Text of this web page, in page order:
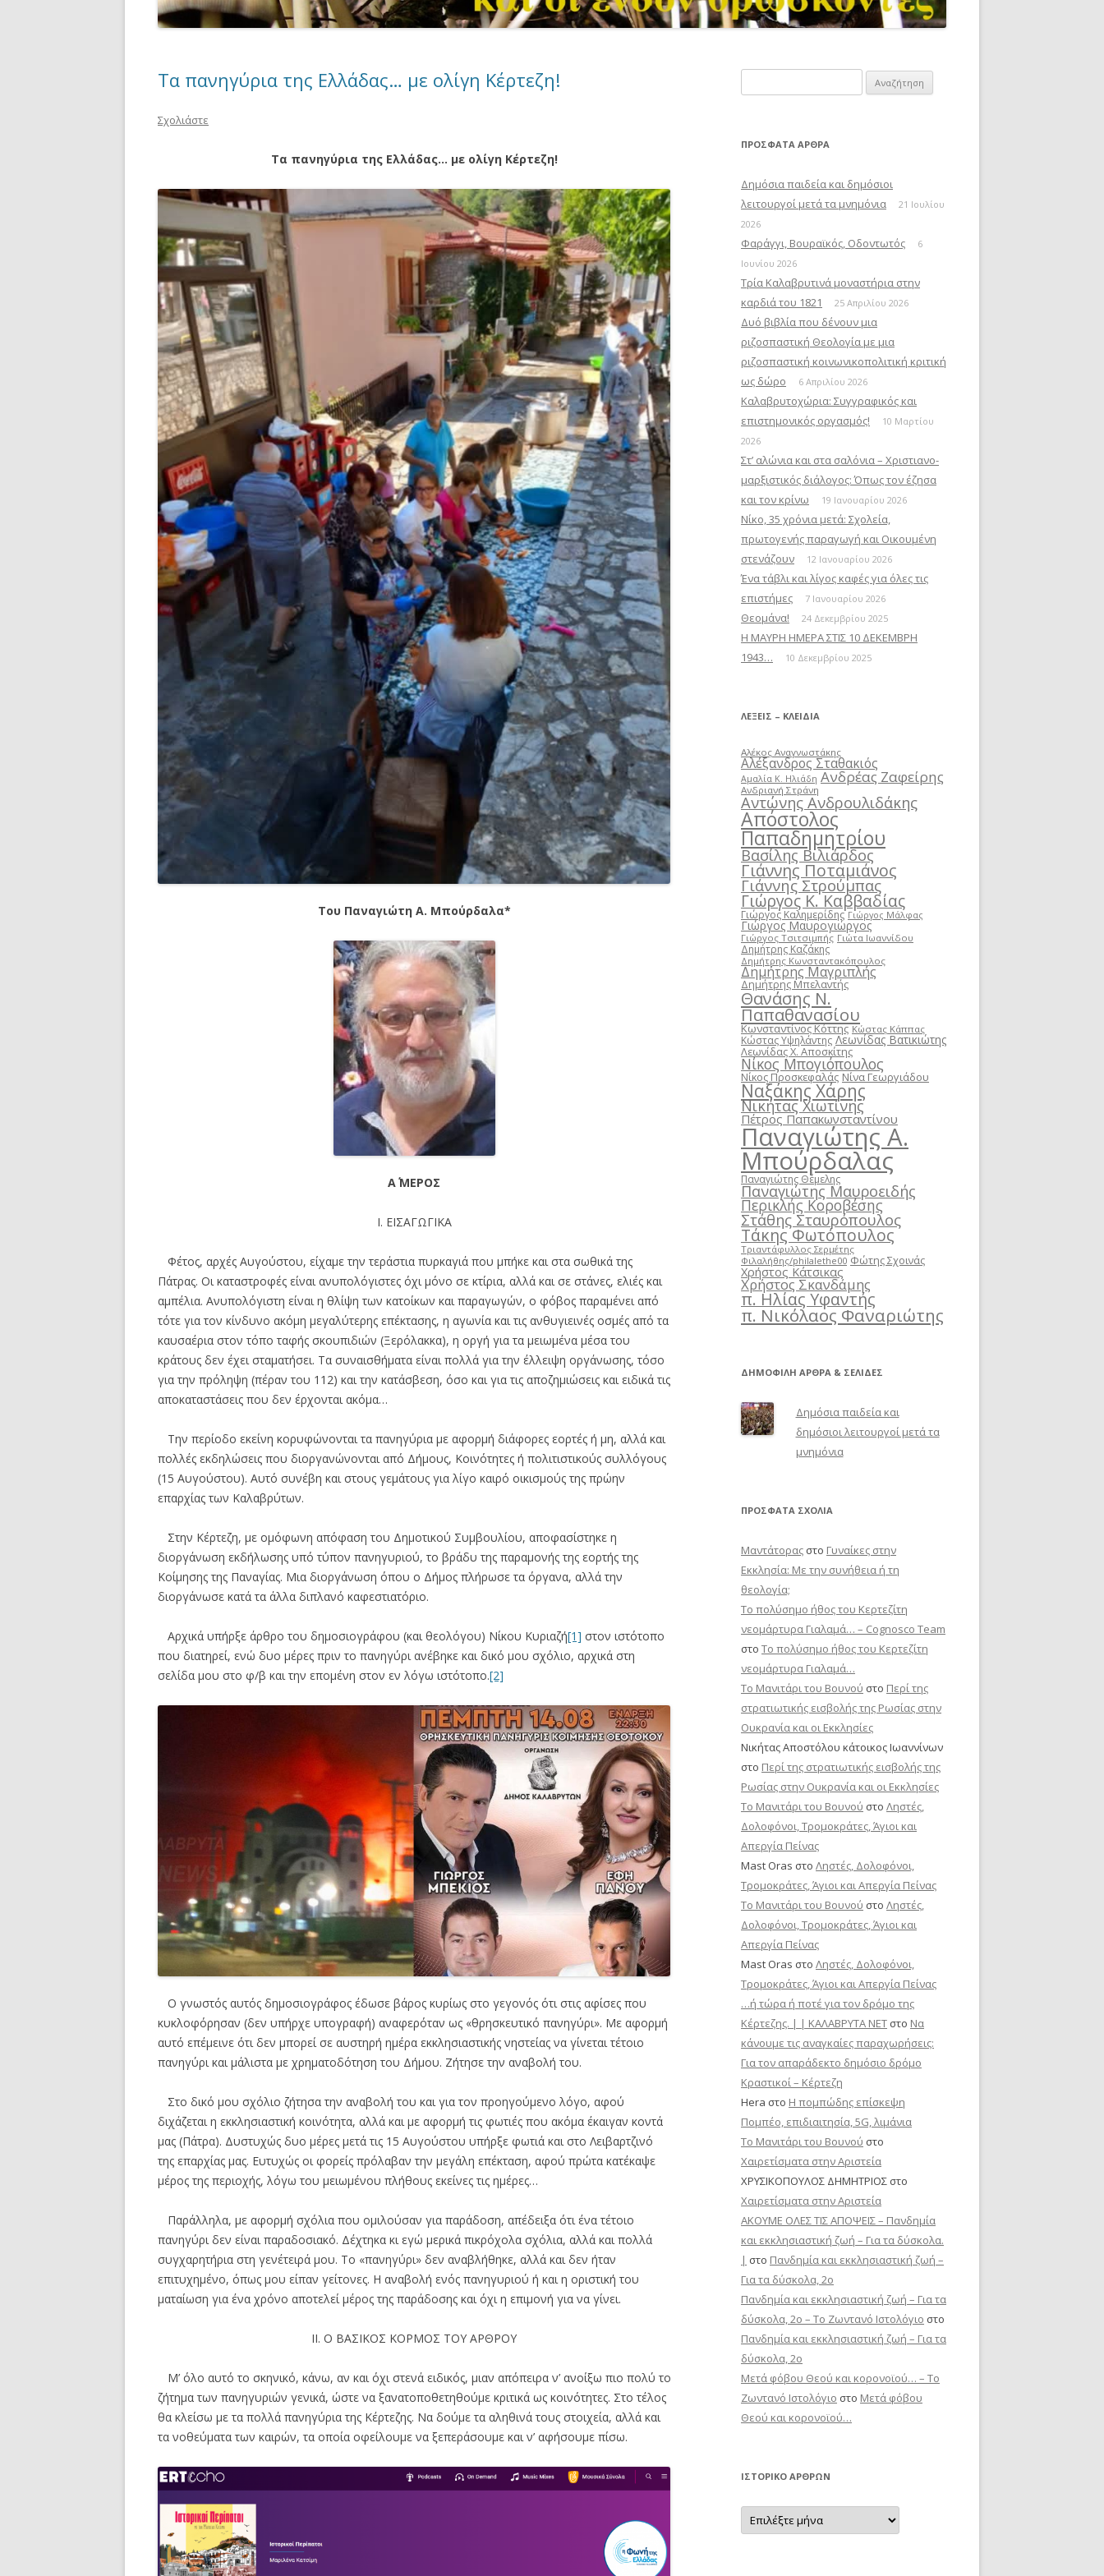
Τα πανηγύρια της Ελλάδας… με ολίγη Κέρτεζη!
Σχολιάστε
Τα πανηγύρια της Ελλάδας… με ολίγη Κέρτεζη!
Του Παναγιώτη Α. Μπούρδαλα*
Α΄ ΜΕΡΟΣ
Ι. ΕΙΣΑΓΩΓΙΚΑ
Φέτος, αρχές Αυγούστου, είχαμε την τεράστια πυρκαγιά που μπήκε και στα σωθικά της
Πάτρας. Οι καταστροφές είναι ανυπολόγιστες όχι μόνο σε κτίρια, αλλά και σε στάνες, ελιές και
αμπέλια. Ανυπολόγιστη είναι η θλίψη των κατοίκων και παραγωγών, ο φόβος παραμένει από
τότε για τον κίνδυνο ακόμη μεγαλύτερης επέκτασης, η αγωνία και τις ανθυγιεινές οσμές από τα
καυσαέρια στον τόπο ταφής σκουπιδιών (Ξερόλακκα), η οργή για τα μειωμένα μέσα του
κράτους δεν έχει σταματήσει. Τα συναισθήματα είναι πολλά για την έλλειψη οργάνωσης, τόσο
για την πρόληψη (πέραν του 112) και την κατάσβεση, όσο και για τις αποζημιώσεις και ειδικά τις
αποκαταστάσεις που δεν έρχονται ακόμα…
Την περίοδο εκείνη κορυφώνονται τα πανηγύρια με αφορμή διάφορες εορτές ή μη, αλλά και
πολλές εκδηλώσεις που διοργανώνονται από Δήμους, Κοινότητες ή πολιτιστικούς συλλόγους
(15 Αυγούστου). Αυτό συνέβη και στους γεμάτους για λίγο καιρό οικισμούς της πρώην
επαρχίας των Καλαβρύτων.
Στην Κέρτεζη, με ομόφωνη απόφαση του Δημοτικού Συμβουλίου, αποφασίστηκε η
διοργάνωση εκδήλωσης υπό τύπον πανηγυριού, το βράδυ της παραμονής της εορτής της
Κοίμησης της Παναγίας. Μια διοργάνωση όπου ο Δήμος πλήρωσε τα όργανα, αλλά την
διοργάνωσε κατά τα άλλα διπλανό καφεστιατόριο.
Αρχικά υπήρξε άρθρο του δημοσιογράφου (και θεολόγου) Νίκου Κυριαζή[1] στον ιστότοπο
που διατηρεί, ενώ δυο μέρες πριν το πανηγύρι ανέβηκε και δικό μου σχόλιο, αρχικά στη
σελίδα μου στο φ/β και την επομένη στον εν λόγω ιστότοπο.[2]
Ο γνωστός αυτός δημοσιογράφος έδωσε βάρος κυρίως στο γεγονός ότι στις αφίσες που
κυκλοφόρησαν (δεν υπήρχε υπογραφή) αναφερόταν ως «θρησκευτικό πανηγύρι». Με αφορμή
αυτό επέμεινε ότι δεν μπορεί σε αυστηρή ημέρα εκκλησιαστικής νηστείας να γίνεται τέτοιο
πανηγύρι και μάλιστα με χρηματοδότηση του Δήμου. Ζήτησε την αναβολή του.
Στο δικό μου σχόλιο ζήτησα την αναβολή του και για τον προηγούμενο λόγο, αφού
διχάζεται η εκκλησιαστική κοινότητα, αλλά και με αφορμή τις φωτιές που ακόμα έκαιγαν κοντά
μας (Πάτρα). Δυστυχώς δυο μέρες μετά τις 15 Αυγούστου υπήρξε φωτιά και στο Λειβαρτζινό
της επαρχίας μας. Ευτυχώς οι φορείς πρόλαβαν την μεγάλη επέκταση, αφού πρώτα κατέκαψε
μέρος της περιοχής, λόγω του μειωμένου πλήθους εκείνες τις ημέρες…
Παράλληλα, με αφορμή σχόλια που ομιλούσαν για παράδοση, απέδειξα ότι ένα τέτοιο
πανηγύρι δεν είναι παραδοσιακό. Δέχτηκα κι εγώ μερικά πικρόχολα σχόλια, αλλά και πολλά
συγχαρητήρια στη γενέτειρά μου. Το «πανηγύρι» δεν αναβλήθηκε, αλλά και δεν ήταν
επιτυχημένο, όπως μου είπαν γείτονες. Η αναβολή ενός πανηγυριού ή και η οριστική του
ματαίωση για ένα χρόνο αποτελεί μέρος της παράδοσης και όχι η επιμονή για να γίνει.
ΙΙ. Ο ΒΑΣΙΚΟΣ ΚΟΡΜΟΣ ΤΟΥ ΑΡΘΡΟΥ
Μ’ όλο αυτό το σκηνικό, κάνω, αν και όχι στενά ειδικός, μιαν απόπειρα ν’ ανοίξω πιο πολύ το
ζήτημα των πανηγυριών γενικά, ώστε να ξανατοποθετηθούμε κριτικά ως κοινότητες. Στο τέλος
θα κλείσω με τα πολλά πανηγύρια της Κέρτεζης. Να δούμε τα αληθινά τους στοιχεία, αλλά και
τα νοθεύματα των καιρών, τα οποία οφείλουμε να ξεπεράσουμε και ν’ αφήσουμε πίσω.
για:
ΠΡΌΣΦΑΤΑ ΆΡΘΡΑ
Δημόσια παιδεία και δημόσιοι
λειτουργοί μετά τα μνημόνια
21 Ιουλίου
2026
Φαράγγι, Βουραϊκός, Οδοντωτός
6
Ιουνίου 2026
Τρία Καλαβρυτινά μοναστήρια στην
καρδιά του 1821
25 Απριλίου 2026
Δυό βιβλία που δένουν μια
ριζοσπαστική Θεολογία με μια
ριζοσπαστική κοινωνικοπολιτική κριτική
ως δώρο
6 Απριλίου 2026
Καλαβρυτοχώρια: Συγγραφικός και
επιστημονικός οργασμός!
10 Μαρτίου
2026
Στ’ αλώνια και στα σαλόνια – Χριστιανο-
μαρξιστικός διάλογος: Όπως τον έζησα
και τον κρίνω
19 Ιανουαρίου 2026
Νίκο, 35 χρόνια μετά: Σχολεία,
πρωτογενής παραγωγή και Οικουμένη
στενάζουν
12 Ιανουαρίου 2026
Ένα τάβλι και λίγος καφές για όλες τις
επιστήμες
7 Ιανουαρίου 2026
Θεομάνα! 24 Δεκεμβρίου 2025
Η ΜΑΥΡΗ ΗΜΕΡΑ ΣΤΙΣ 10 ΔΕΚΕΜΒΡΗ
1943…
10 Δεκεμβρίου 2025
ΛΈΞΕΙΣ – ΚΛΕΙΔΙΆ
Αλέκος Αναγνωστάκης
Αλέξανδρος Σταθακιός
Αμαλία Κ. Ηλιάδη Ανδρέας Ζαφείρης
Ανδριανή Στράνη
Αντώνης Ανδρουλιδάκης
Απόστολος
Παπαδημητρίου
Βασίλης Βιλιάρδος
Γιάννης Ποταμιάνος
Γιάννης Στρούμπας
Γιώργος Κ. Καββαδίας
Γιώργος Καλημερίδης Γιώργος Μάλφας
Γιώργος Μαυρογιώργος
Γιώργος Τσιτσιμπής Γιώτα Ιωαννίδου
Δημήτρης Καζάκης
Δημήτρης Κωνσταντακόπουλος
Δημήτρης Μαγριπλής
Δημήτρης Μπελαντής
Θανάσης Ν.
Παπαθανασίου
Κωνσταντίνος Κόττης Κώστας Κάππας
Κώστας Υψηλάντης Λεωνίδας Βατικιώτης
Λεωνίδας Χ. Αποσκίτης
Νίκος Μπογιόπουλος
Νίκος Προσκεφαλάς Νίνα Γεωργιάδου
Ναξάκης Χάρης
Νικήτας Χιωτίνης
Πέτρος Παπακωνσταντίνου
Παναγιώτης Α.
Μπούρδαλας
Παναγιώτης Θέμελης
Παναγιώτης Μαυροειδής
Περικλής Κοροβέσης
Στάθης Σταυρόπουλος
Τάκης Φωτόπουλος
Τριαντάφυλλος Σερμέτης
Φιλαλήθης/philalethe00 Φώτης Σχοινάς
Χρήστος Κάτσικας
Χρήστος Σκανδάμης
π. Ηλίας Υφαντής
π. Νικόλαος Φαναριώτης
ΔΗΜΟΦΙΛΉ ΆΡΘΡΑ & ΣΕΛΊΔΕΣ
Δημόσια παιδεία και
δημόσιοι λειτουργοί μετά τα
μνημόνια
ΠΡΌΣΦΑΤΑ ΣΧΌΛΙΑ
Μαντάτορας στο Γυναίκες στην
Εκκλησία: Με την συνήθεια ή τη
θεολογία;
Το πολύσημο ήθος του Κερτεζίτη
νεομάρτυρα Γιαλαμά… – Cognosco Team
στο Το πολύσημο ήθος του Κερτεζίτη
νεομάρτυρα Γιαλαμά…
Το Μανιτάρι του Βουνού στο Περί της
στρατιωτικής εισβολής της Ρωσίας στην
Ουκρανία και οι Εκκλησίες
Νικήτας Αποστόλου κάτοικος Ιωαννίνων
στο Περί της στρατιωτικής εισβολής της
Ρωσίας στην Ουκρανία και οι Εκκλησίες
Το Μανιτάρι του Βουνού στο Ληστές,
Δολοφόνοι, Τρομοκράτες, Άγιοι και
Απεργία Πείνας
Mast Oras στο Ληστές, Δολοφόνοι,
Τρομοκράτες, Άγιοι και Απεργία Πείνας
Το Μανιτάρι του Βουνού στο Ληστές,
Δολοφόνοι, Τρομοκράτες, Άγιοι και
Απεργία Πείνας
Mast Oras στο Ληστές, Δολοφόνοι,
Τρομοκράτες, Άγιοι και Απεργία Πείνας
…ή τώρα ή ποτέ για τον δρόμο της
Κέρτεζης. | | ΚΑΛΑΒΡΥΤΑ ΝΕΤ στο Να
κάνουμε τις αναγκαίες παραχωρήσεις:
Για τον απαράδεκτο δημόσιο δρόμο
Κραστικοί – Κέρτεζη
Hera στο Η πομπώδης επίσκεψη
Πομπέο, επιδιαιτησία, 5G, λιμάνια
Το Μανιτάρι του Βουνού στο
Χαιρετίσματα στην Αριστεία
ΧΡΥΣΙΚΟΠΟΥΛΟΣ ΔΗΜΗΤΡΙΟΣ στο
Χαιρετίσματα στην Αριστεία
ΑΚΟΥΜΕ ΟΛΕΣ ΤΙΣ ΑΠΟΨΕΙΣ – Πανδημία
και εκκλησιαστική ζωή – Για τα δύσκολα.
| στο Πανδημία και εκκλησιαστική ζωή –
Για τα δύσκολα, 2ο
Πανδημία και εκκλησιαστική ζωή – Για τα
δύσκολα, 2ο – Το Zωντανό Iστολόγιο στο
Πανδημία και εκκλησιαστική ζωή – Για τα
δύσκολα, 2ο
Μετά φόβου Θεού και κορονοϊού… – Το
Zωντανό Iστολόγιο στο Μετά φόβου
Θεού και κορονοϊού…
ΙΣΤΟΡΙΚΌ ΆΡΘΡΩΝ
Ιστορικό
Άρθρων